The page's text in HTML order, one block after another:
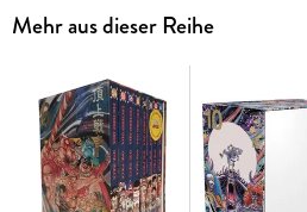
Die Geschichte von Ruffy und
einzigartiges Abenteuer voller
Freundschaft und Humor. Mit
Exemplaren weltweit ist One
Mangaserie aller Zeiten!
Mehr aus dieser Reihe